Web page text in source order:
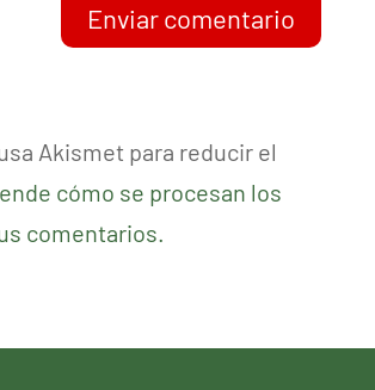
Enviar comentario
Akismet para reducir el
cómo se procesan los
comentarios.